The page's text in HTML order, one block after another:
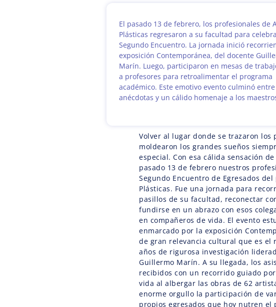
El pasado 13 de febrero, los profesionales de
Plásticas regresaron a su facultad para
Segundo Encuentro. La jornada inició
exposición Contemporánea, del docente
Marín. Luego, participaron en mesas de
a profesores para retroalimentar el programa
académico. Este emotivo evento culminó
anécdotas y un cálido homenaje a los
Volver al lugar donde se trazaron los
moldearon los grandes sueños
especial. Con esa cálida sensación
pasado 13 de febrero nuestros
Segundo Encuentro de Egresados
Plásticas. Fue una jornada para
pasillos de su facultad, reconectar
fundirse en un abrazo con esos
en compañeros de vida. El evento
enmarcado por la exposición
de gran relevancia cultural que es el
años de rigurosa investigación
Guillermo Marín. A su llegada, los
recibidos con un recorrido guiado
vida al albergar las obras de 62
enorme orgullo la participación de
propios egresados que hoy nutren el